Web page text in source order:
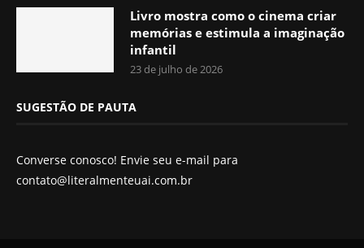
Livro mostra como o cinema criar
memórias e estimula a imaginação
infantil
23 de julho de 2026
SUGESTÃO DE PAUTA
Converse conosco! Envie seu e-mail para
contato@literalmenteuai.com.br